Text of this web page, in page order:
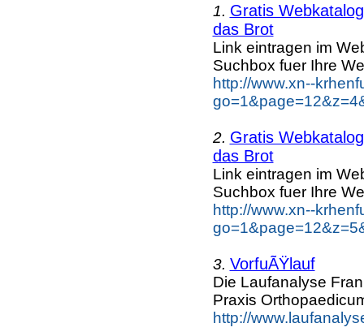
1. Gratis
das Brot
Link eintragen im
Suchbox fuer Ihre
http://www.xn--
2. Gratis
das Brot
Link eintragen im
Suchbox fuer Ihre
http://www.xn--
3. VorfuÃŸlauf
Die Laufanalyse
Praxis
http://